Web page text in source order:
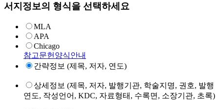
서지정보의 형식을 선택하세요
MLA
APA
Chicago
참고문헌양식안내
간략정보 (제목, 저자, 연도)
상세정보 (제목, 저자, 발행기관, 학술지명, 권호, 발행
연도, 작성언어, KDC, 자료형태, 수록면, 소장기관, 초록)